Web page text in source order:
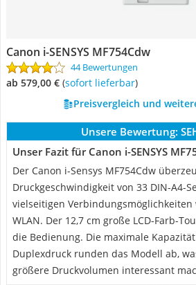
Canon i-SENSYS MF754Cdw
44 Bewertungen
ab 579,00 € ( Sofort lieferbar)
Preisvergleich und
Unsere Bewertung:
Unser Fazit für Canon i-SENSYS
Der Canon i-Sensys MF754Cdw
Druckgeschwindigkeit von 33 DIN-A4-
vielseitigen Verbindungsmöglichkeiten
WLAN. Der 12,7 cm große LCD-Farb-
die Bedienung. Die maximale
Duplexdruck runden das Modell ab,
größere Druckvolumen interessant